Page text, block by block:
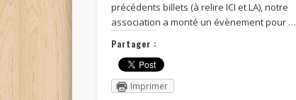
précédents billets (à relire ICI et LA), notre
association a monté un évènement pour …
Partager :
Imprimer